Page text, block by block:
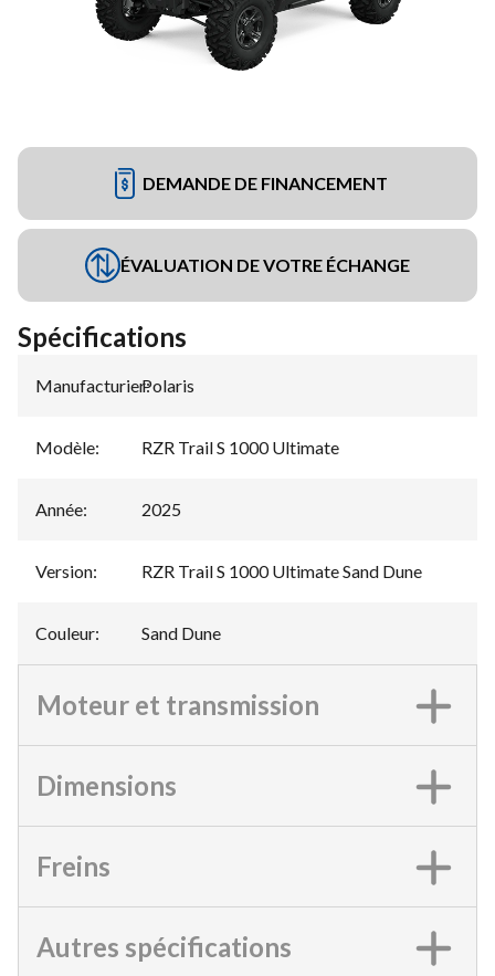
DEMANDE DE FINANCEMENT
ÉVALUATION DE VOTRE ÉCHANGE
Spécifications
Manufacturier:
Polaris
Modèle: RZR Trail S 1000 Ultimate
Année: 2025
Version: RZR Trail S 1000 Ultimate Sand Dune
Couleur: Sand Dune
Moteur et transmission
Dimensions
Freins
Autres spécifications